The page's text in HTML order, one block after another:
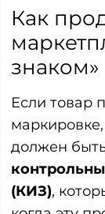
Как
знаком»
Если товар
должен
(КИЗ),